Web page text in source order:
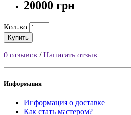
20000 грн
Кол-во
Купить
0 отзывов /Написать отзыв
Информация
Информация о доставке
Как стать мастером?